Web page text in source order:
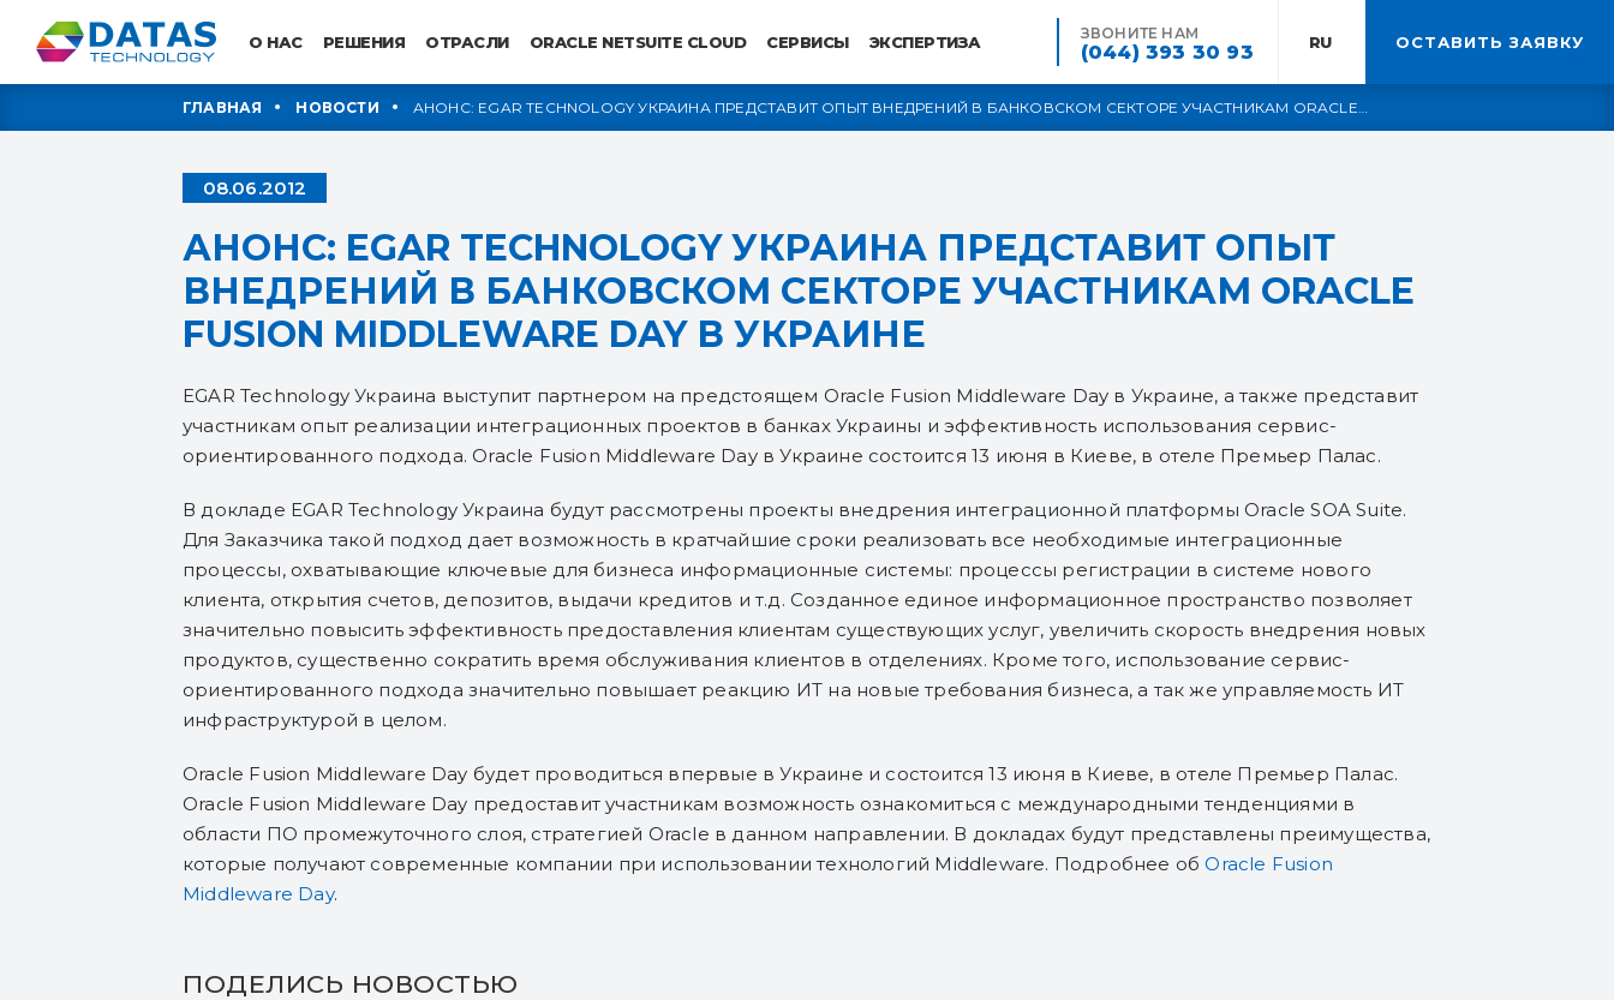
О НАС РЕШЕНИЯ ОТРАСЛИ ORACLE NETSUITE CLOUD СЕРВИСЫ ЭКСПЕРТИЗА ЗВОНИТЕ НАМ
(044) 393 30 93 RU: ОСТАВИТЬ ЗАЯВКУ
ГЛАВНАЯ НОВОСТИ
АНОНС: EGAR TECHNOLOGY УКРАИНА ПРЕДСТАВИТ ОПЫТ ВНЕДРЕНИЙ В БАНКОВСКОМ СЕКТОРЕ УЧАСТНИКАМ ORACLE
08.06.2012
АНОНС: EGAR TECHNOLOGY УКРАИНА ПРЕДСТАВИТ ОПЫТ
ВНЕДРЕНИЙ В БАНКОВСКОМ СЕКТОРЕ УЧАСТНИКАМ ORACLE
FUSION MIDDLEWARE DAY В УКРАИНЕ
EGAR Technology Украина выступит партнером на предстоящем Oracle Fusion Middleware Day в Украине, а также представит
участникам опыт реализации интеграционных проектов в банках Украины и эффективность использования сервис-
ориентированного подхода. Oracle Fusion Middleware Day в Украине состоится 13 июня в Киеве, в отеле Премьер Палас.
В докладе EGAR Technology Украина будут рассмотрены проекты внедрения интеграционной платформы Oracle SOA Suite.
Для Заказчика такой подход дает возможность в кратчайшие сроки реализовать все необходимые интеграционные
процессы, охватывающие ключевые для бизнеса информационные системы: процессы регистрации в системе нового
клиента, открытия счетов, депозитов, выдачи кредитов и т.д. Созданное единое информационное пространство позволяет
значительно повысить эффективность предоставления клиентам существующих услуг, увеличить скорость внедрения новых
продуктов, существенно сократить время обслуживания клиентов в отделениях. Кроме того, использование сервис-
ориентированного подхода значительно повышает реакцию ИТ на новые требования бизнеса, а так же управляемость ИТ
инфраструктурой в целом.
Oracle Fusion Middleware Day будет проводиться впервые в Украине и состоится 13 июня в Киеве, в отеле Премьер Палас.
Oracle Fusion Middleware Day предоставит участникам возможность ознакомиться с международными тенденциями в
области ПО промежуточного слоя, стратегией Oracle в данном направлении. В докладах будут представлены преимущества,
которые получают современные компании при использовании технологий Middleware. Подробнее обOracle Fusion
Middleware Day.
ПОДЕЛИСЬ НОВОСТЬЮ